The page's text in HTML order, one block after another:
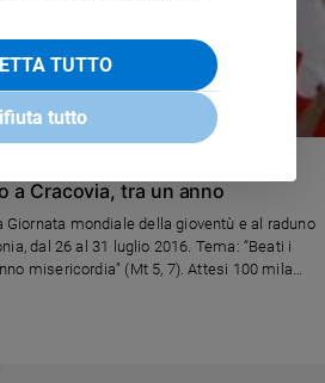
a Cracovia, tra un anno
mondiale della gioventù e al raduno
dal 26 al 31 luglio 2016. Tema: “Beati i
misericordia” (Mt 5, 7). Attesi 100 mila
preparazione. Parla don Michele
TUTTO
tutto